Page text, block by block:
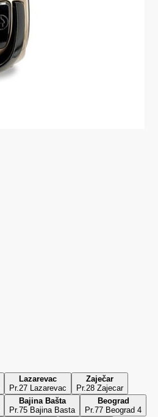
Lazarevac
Pr.27 Lazarevac
Zaječar
Pr.28 Zajecar
Bajina Bašta
Pr.75 Bajina Basta
Beograd
Pr.77 Beograd 4